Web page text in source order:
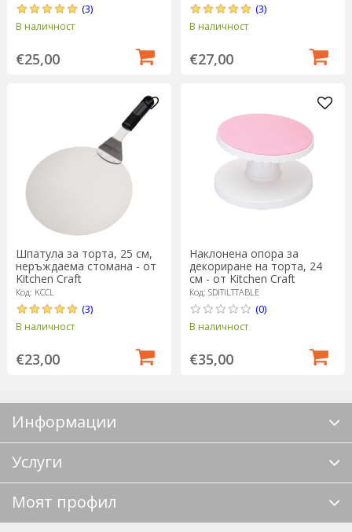
(3)
В наличност
€25,00
(3)
В наличност
€27,00
Шпатула за торта, 25 см,
неръждаема стомана - от
Kitchen Craft
Код: KCCL
(3)
В наличност
€23,00
Наклонена опора за
декориране на торта, 24
см - от Kitchen Craft
Код: SDITILTTABLE
(0)
В наличност
€35,00
Информации
Услуги
Моят профил